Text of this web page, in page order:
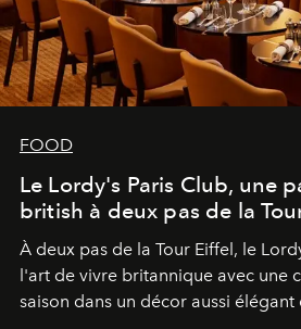
FOOD
Le Lordy's Paris Club, une
british à deux pas de la
À deux pas de la Tour Eiffel, le
l'art de vivre britannique avec une
saison dans un décor aussi